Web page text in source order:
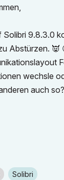
Solibri 9.8.3.0
Abstürzen. 👿
wechsle
auch so?
Solibri